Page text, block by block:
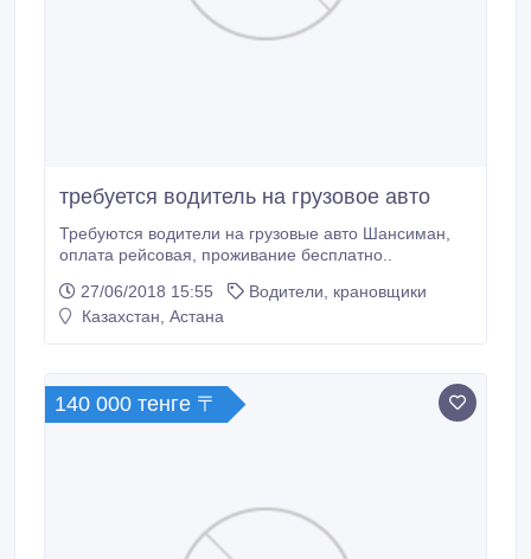
требуется водитель на грузовое авто
Требуются водители на грузовые авто Шансиман,
оплата рейсовая, проживание бесплатно..
27/06/2018 15:55
Водители, крановщики
Казахстан, Астана
140 000 тенге 〒